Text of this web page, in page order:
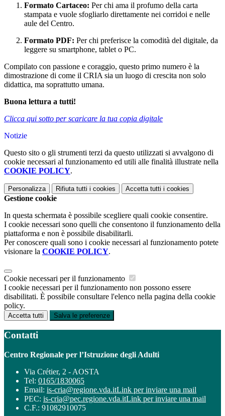
Formato Cartaceo: Per chi ama il profumo della carta
stampata e vuole sfogliarlo direttamente nei corridoi e nelle
aule del Centro.
Formato PDF: Per chi preferisce la comodità del digitale, da
leggere su smartphone, tablet o PC.
Compilato con passione e coraggio, questo primo numero è la
dimostrazione di come il CRIA sia un luogo di crescita non solo
didattica, ma soprattutto umana.
Buona lettura a tutti!
Clicca qui sotto per scaricare la tua copia digitale
Notizie
Questo sito o gli strumenti terzi da questo utilizzati si avvalgono di
cookie necessari al funzionamento ed utili alle finalità illustrate nella
COOKIE POLICY.
Personalizza Rifiuta tutti i cookies Accetta tutti i cookies
Gestione cookie
In questa schermata è possibile scegliere quali cookie consentire.
I cookie necessari sono quelli che consentono il funzionamento della
piattaforma e non è possibile disabilitarli.
Per conoscere quali sono i cookie necessari al funzionamento potete
visionare la COOKIE POLICY.
Cookie necessari per il funzionamento
I cookie necessari per il funzionamento non possono essere
disabilitati. È possibile consultare l'elenco nella pagina della cookie
policy.
Accetta tutti Salva le preferenze
Contatti
Centro Regionale per l’Istruzione degli Adulti
Via Crétier, 2 - AOSTA
Tel: 0165/1830065
Email: is-cria@regione.vda.itLink per inviare una mail
PEC: is-cria@pec.regione.vda.itLink per inviare una mail
C.F.: 91082910075